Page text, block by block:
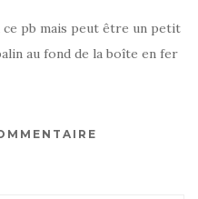
ce pb mais peut être un petit
au fond de la boîte en fer